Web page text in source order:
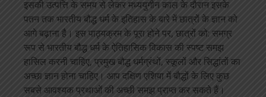
इसकी उत्पत्ति के समय से लेकर मध्ययुगीन काल के दौरान इसके
पतन तक भारतीय बौद्ध धर्म के इतिहास के बारे में छात्रों के ज्ञान को
आगे बढ़ाना है। इस पाठ्यक्रम के पूरा होने पर, छात्रों को: समग्र
रूप से भारतीय बौद्ध धर्म के ऐतिहासिक विकास की स्पष्ट समझ
हासिल करनी चाहिए, प्रमुख बौद्ध धर्मग्रंथों, स्कूलों और सिद्धांतों का
अच्छा ज्ञान होना चाहिए। आप दक्षिण एशिया में बौद्धों के लिए कुछ
सबसे आवश्यक प्रथाओं की अच्छी समझ प्राप्त कर सकते हैं।